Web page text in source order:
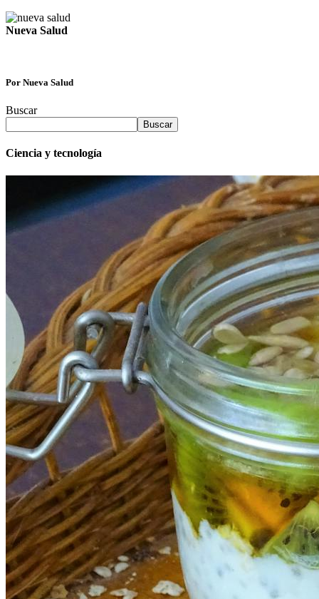
Nueva Salud
Por Nueva Salud
Buscar
Buscar
Ciencia y tecnología